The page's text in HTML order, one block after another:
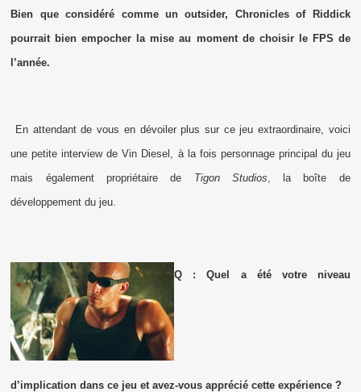
Bien que considéré comme un outsider, Chronicles of Riddick
pourrait bien empocher la mise au moment de choisir le FPS de
l’année.
En attendant de vous en dévoiler plus sur ce jeu extraordinaire, voici
une petite interview de Vin Diesel, à la fois personnage principal du jeu
mais également propriétaire de Tigon Studios , la boîte de
développement du jeu.
Q : Quel a été votre niveau
d’implication dans ce jeu et avez-vous apprécié cette expérience ?